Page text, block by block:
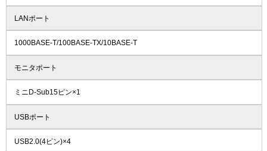
LANポート
1000BASE-T/100BASE-TX/10BASE-T
モニタポート
ミニD-Sub15ピン×1
USBポート
USB2.0(4ピン)×4